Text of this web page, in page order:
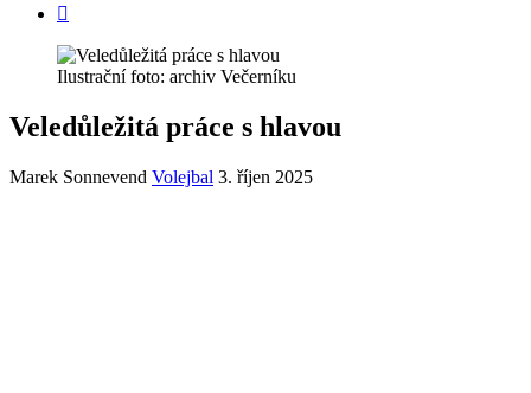
Ilustrační foto: archiv Večerníku
Veledůležitá práce s hlavou
Marek Sonnevend Volejbal 3. říjen 2025